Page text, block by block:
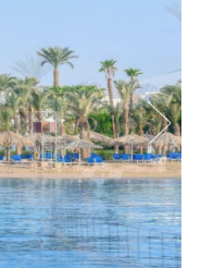
Запитване